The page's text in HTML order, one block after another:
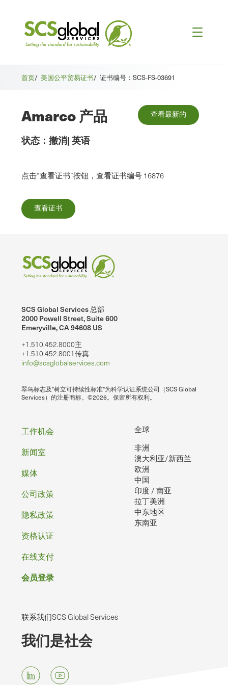
首页/ 美国公平贸易证书/ 证书编号：SCS-FS-03691
Amarco 产品 查看最新的
状态： 撤消| 英语
点击“查看证书”按钮，查看证书编号 16876
查看证书
SCS Global Services 总部
2000 Powell Street, Suite 600
Emeryville, CA 94608 US
+1.510.452.8000主
+1.510.452.8001传真
info@scsglobalservices.com
翠鸟标志及"树立可持续性标准"为科学认证系统公司（SCS Global
Services）的注册商标。©2026。保留所有权利。
全球
非洲
澳大利亚/新西兰
欧洲
中国
印度 / 南亚
拉丁美洲
中东地区
东南亚
页
脚
工作机会
新闻室
媒体
公司政策
隐私政策
资格认证
在线支付
会员登录
联系我们SCS Global Services
我们是社会